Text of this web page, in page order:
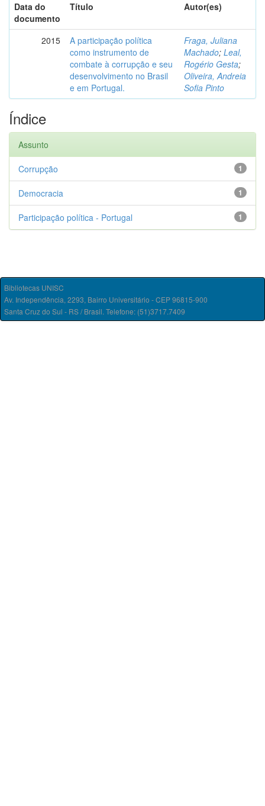
Data do
documento
Título Autor(es)
2015
A participação política
como instrumento de
combate à corrupção e seu
desenvolvimento no Brasil
e em Portugal.
Fraga, Juliana
Machado; Leal,
Rogério Gesta;
Oliveira, Andreia
Sofia Pinto
Índice
Assunto
1
Corrupção
1
Democracia
1
Participação política - Portugal
Bibliotecas UNISC
Av. Independência, 2293, Bairro Universitário - CEP 96815-900
Santa Cruz do Sul - RS / Brasil. Telefone: (51)3717.7409